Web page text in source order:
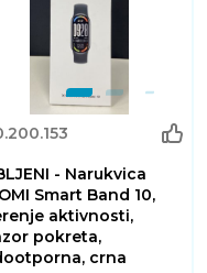
- Narukvica
Smart Band 10,
aktivnosti,
pokreta,
crna